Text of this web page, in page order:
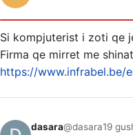
Si kompjuterist i zoti qe
Firma qe mirret me
https://www.infrabel.be/
dasara@dasara19